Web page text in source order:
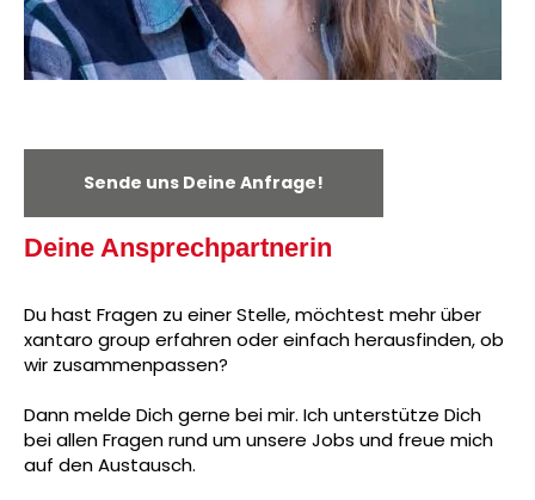
Sende uns Deine Anfrage!
Deine Ansprechpartnerin
Du hast Fragen zu einer Stelle, möchtest mehr über
xantaro group erfahren oder einfach herausfinden, ob
wir zusammenpassen?
Dann melde Dich gerne bei mir. Ich unterstütze Dich
bei allen Fragen rund um unsere Jobs und freue mich
auf den Austausch.